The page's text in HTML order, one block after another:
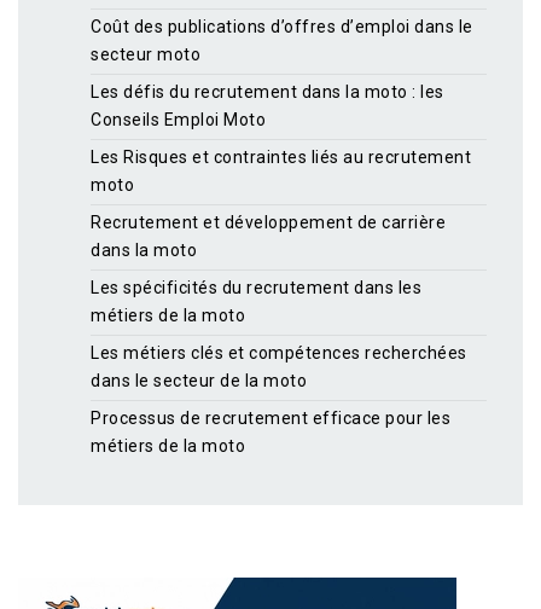
Coût des publications d’offres d’emploi dans le
secteur moto
Les défis du recrutement dans la moto : les
Conseils Emploi Moto
Les Risques et contraintes liés au recrutement
moto
Recrutement et développement de carrière
dans la moto
Les spécificités du recrutement dans les
métiers de la moto
Les métiers clés et compétences recherchées
dans le secteur de la moto
Processus de recrutement efficace pour les
métiers de la moto